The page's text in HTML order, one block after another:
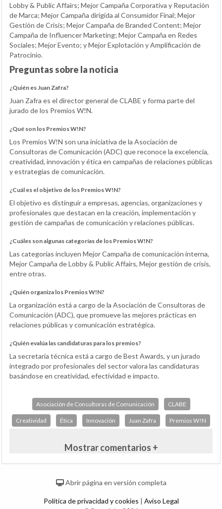
Lobby & Public Affairs; Mejor Campaña Corporativa y Reputación
de Marca; Mejor Campaña dirigida al Consumidor Final; Mejor
Gestión de Crisis; Mejor Campaña de Branded Content; Mejor
Campaña de Influencer Marketing; Mejor Campaña en Redes
Sociales; Mejor Evento; y Mejor Explotación y Amplificación de
Patrocinio.
Preguntas sobre la noticia
¿Quién es Juan Zafra?
Juan Zafra es el director general de CLABE y forma parte del
jurado de los Premios W!N.
¿Qué son los Premios W!N?
Los Premios W!N son una iniciativa de la Asociación de
Consultoras de Comunicación (ADC) que reconoce la excelencia,
creatividad, innovación y ética en campañas de relaciones públicas
y estrategias de comunicación.
¿Cuál es el objetivo de los Premios W!N?
El objetivo es distinguir a empresas, agencias, organizaciones y
profesionales que destacan en la creación, implementación y
gestión de campañas de comunicación y relaciones públicas.
¿Cuáles son algunas categorías de los Premios W!N?
Las categorías incluyen Mejor Campaña de comunicación interna,
Mejor Campaña de Lobby & Public Affairs, Mejor gestión de crisis,
entre otras.
¿Quién organiza los Premios W!N?
La organización está a cargo de la Asociación de Consultoras de
Comunicación (ADC), que promueve las mejores prácticas en
relaciones públicas y comunicación estratégica.
¿Quién evalúa las candidaturas para los premios?
La secretaría técnica está a cargo de Best Awards, y un jurado
integrado por profesionales del sector valora las candidaturas
basándose en creatividad, efectividad e impacto.
Asociación de Consultoras de Comunicación CLABE
Creatividad Ética Innovación Juan Zafra Premios W!N
Mostrar comentarios +
Abrir página en versión completa
Política de privacidad y cookies | Aviso Legal